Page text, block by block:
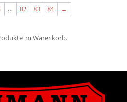
… 82 83 84 →
im Warenkorb.